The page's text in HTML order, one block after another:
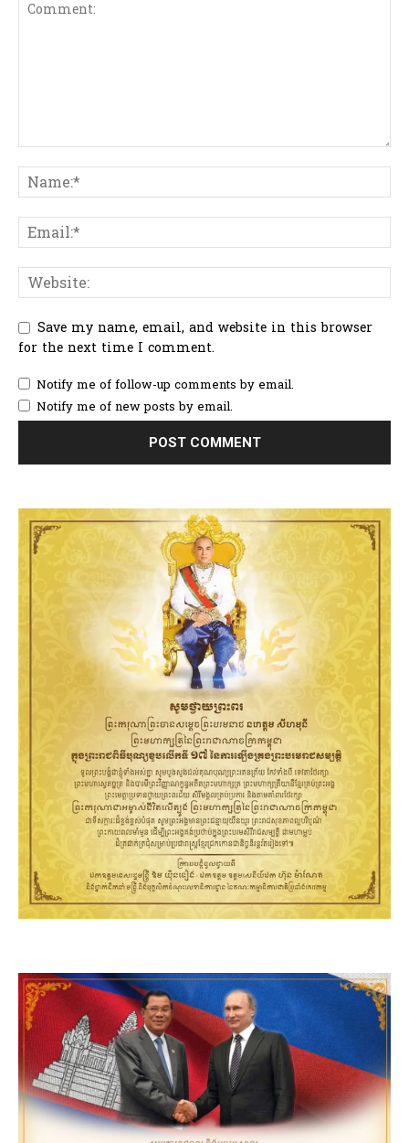
Save my name, email, and website in this browser
for the next time I comment.
Notify me of follow-up comments by email.
Notify me of new posts by email.